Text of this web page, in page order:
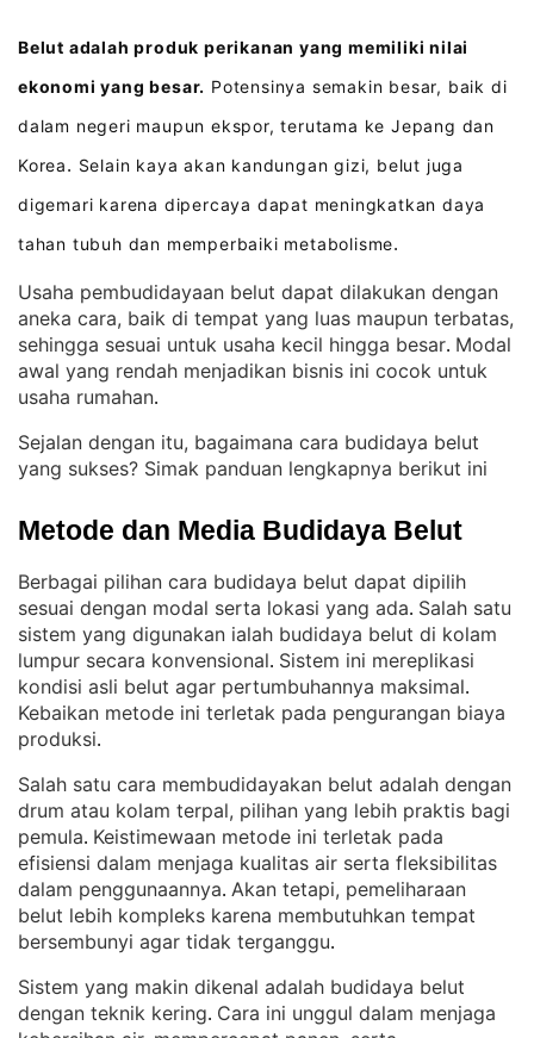
Belut adalah produk perikanan yang memiliki nilai
ekonomi yang besar. Potensinya semakin besar, baik di
dalam negeri maupun ekspor, terutama ke Jepang dan
Korea. Selain kaya akan kandungan gizi, belut juga
digemari karena dipercaya dapat meningkatkan daya
tahan tubuh dan memperbaiki metabolisme.
Usaha pembudidayaan belut dapat dilakukan dengan
aneka cara, baik di tempat yang luas maupun terbatas,
sehingga sesuai untuk usaha kecil hingga besar. Modal
awal yang rendah menjadikan bisnis ini cocok untuk
usaha rumahan.
Sejalan dengan itu, bagaimana cara budidaya belut
yang sukses? Simak panduan lengkapnya berikut ini
Metode dan Media Budidaya Belut
Berbagai pilihan cara budidaya belut dapat dipilih
sesuai dengan modal serta lokasi yang ada. Salah satu
sistem yang digunakan ialah budidaya belut di kolam
lumpur secara konvensional. Sistem ini mereplikasi
kondisi asli belut agar pertumbuhannya maksimal
Kebaikan metode ini terletak pada pengurangan biaya
produksi.
Salah satu cara membudidayakan belut adalah dengan
drum atau kolam terpal, pilihan yang lebih praktis bagi
pemula. Keistimewaan metode ini terletak pada
efisiensi dalam menjaga kualitas air serta fleksibilitas
dalam penggunaannya. Akan tetapi, pemeliharaan
belut lebih kompleks karena membutuhkan tempat
bersembunyi agar tidak terganggu.
Sistem yang makin dikenal adalah budidaya belut
dengan teknik kering. Cara ini unggul dalam menjaga